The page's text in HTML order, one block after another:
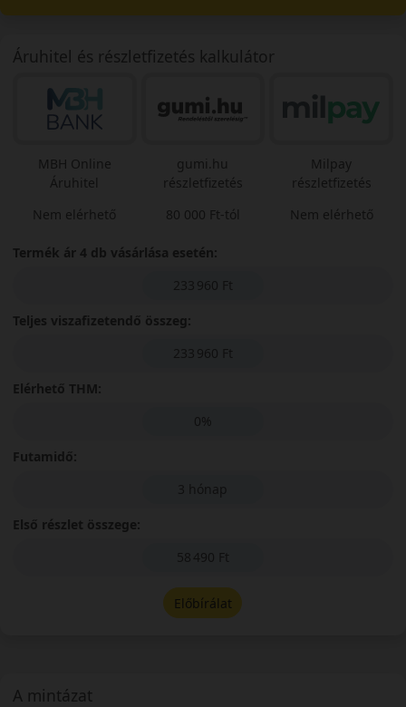
A mintázat
Áruhitel és részletfizetés kalkulátor
MBH Online
Áruhitel
Nem elérhető
gumi.hu
részletfizetés
80 000 Ft-tól
Milpay
részletfizetés
Nem elérhető
Termék ár 4 db vásárlása esetén:
233 960 Ft
Teljes viszafizetendő összeg:
233 960 Ft
Elérhető THM:
0%
Futamidő:
3 hónap
Első részlet összege:
58 490 Ft
Előbírálat